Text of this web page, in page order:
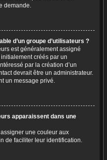
demande.
d’un groupe d’utilisateurs ?
est généralement assigné
créés par un
par la création d’un
devrait être un administrateur.
un message privé.
apparaissent dans une
une couleur aux
de faciliter leur identification.